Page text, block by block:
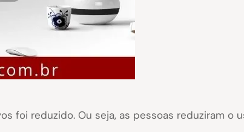
foi reduzido. Ou seja, as pessoas reduziram o